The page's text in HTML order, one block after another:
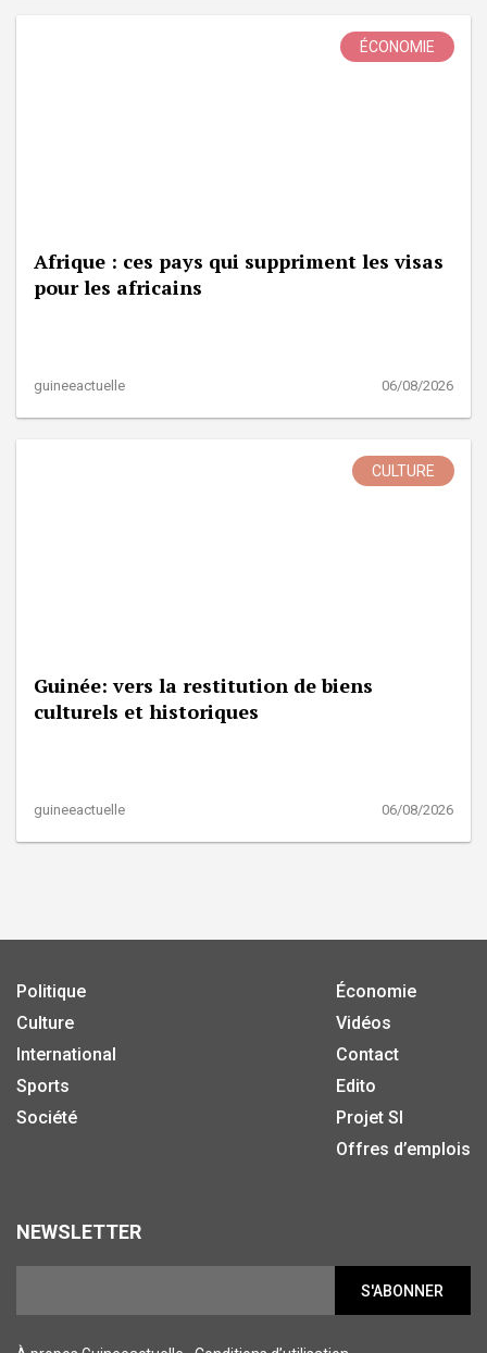
ÉCONOMIE
Afrique : ces pays qui suppriment les visas
pour les africains
guineeactuelle 06/08/2026
CULTURE
Guinée: vers la restitution de biens
culturels et historiques
guineeactuelle 06/08/2026
Politique
Culture
International
Sports
Société
Économie
Vidéos
Contact
Edito
Projet SI
Offres d’emplois
NEWSLETTER
S'ABONNER